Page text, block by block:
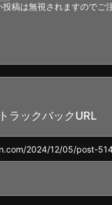
投稿は無視されますのでご
ラックバックURL